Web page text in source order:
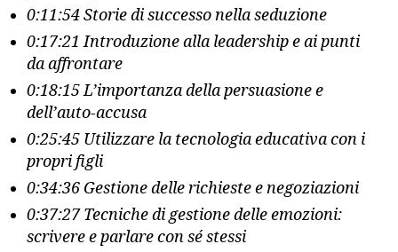
0:11:54 Storie di successo nella seduzione
0:17:21 Introduzione alla leadership e ai punti
da affrontare
0:18:15 L’importanza della persuasione e
dell’auto-accusa
0:25:45 Utilizzare la tecnologia educativa con i
propri figli
0:34:36 Gestione delle richieste e negoziazioni
0:37:27 Tecniche di gestione delle emozioni:
scrivere e parlare con sé stessi